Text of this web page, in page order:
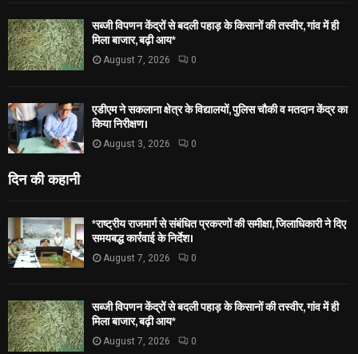
सब्जी विपणन केंद्रों से बदली पहाड़ के किसानों की तस्वीर, गांव में ही
मिला बाजार, बढ़ी आय*
August 7, 2026 0
एडीएम ने सकलाना क्षेत्र के विद्यालयों, पुलिस चौकी व मतदान केंद्र का
किया निरीक्षण।
August 3, 2026 0
दिन की कहानी
*राष्ट्रीय राजमार्ग से संबंधित प्रकरणों की समीक्षा, जिलाधिकारी ने दिए
समयबद्ध कार्रवाई के निर्देश।
August 7, 2026 0
सब्जी विपणन केंद्रों से बदली पहाड़ के किसानों की तस्वीर, गांव में ही
मिला बाजार, बढ़ी आय*
August 7, 2026 0